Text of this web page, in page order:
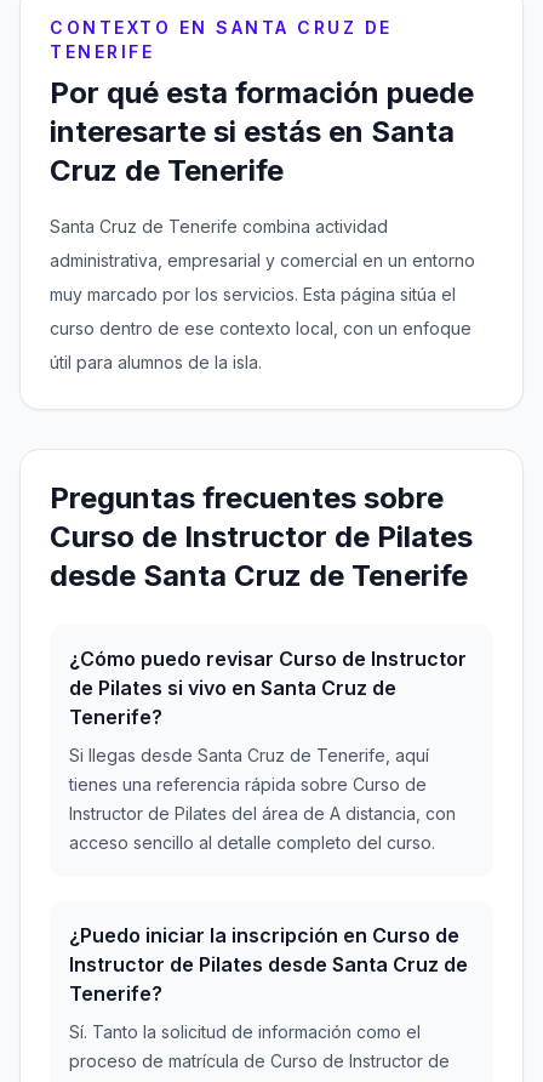
CONTEXTO EN SANTA CRUZ DE
TENERIFE
Por qué esta formación puede
interesarte si estás en Santa
Cruz de Tenerife
Santa Cruz de Tenerife combina actividad
administrativa, empresarial y comercial en un entorno
muy marcado por los servicios. Esta página sitúa el
curso dentro de ese contexto local, con un enfoque
útil para alumnos de la isla.
Preguntas frecuentes sobre
Curso de Instructor de Pilates
desde Santa Cruz de Tenerife
¿Cómo puedo revisar Curso de Instructor
de Pilates si vivo en Santa Cruz de
Tenerife?
Si llegas desde Santa Cruz de Tenerife, aquí
tienes una referencia rápida sobre Curso de
Instructor de Pilates del área de A distancia, con
acceso sencillo al detalle completo del curso.
¿Puedo iniciar la inscripción en Curso de
Instructor de Pilates desde Santa Cruz de
Tenerife?
Sí. Tanto la solicitud de información como el
proceso de matrícula de Curso de Instructor de